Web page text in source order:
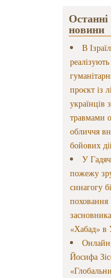
Останні
новини
В
реалізують
проєкт із
українців з
травмами
обличчя
бойових
У
пожежу
синагогу
поховання
«Хабад» в
Йосифа